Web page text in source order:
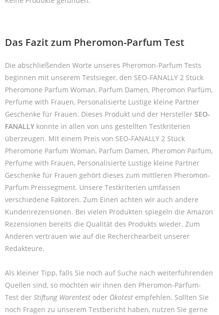
Das Fazit zum Pheromon-Parfum Test
Die abschließenden Worte unseres Pheromon-Parfum Tests
beginnen mit unserem Testsieger, den SEO-FANALLY 2 Stück
Pheromone Parfum Woman, Parfum Damen, Pheromon Parfüm,
Perfume with Frauen, Personalisierte Lustige kleine Partner
Geschenke für Frauen. Dieses Produkt und der Hersteller SEO-
FANALLY konnte in allen von uns gestellten Testkriterien
überzeugen. Mit einem Preis von SEO-FANALLY 2 Stück
Pheromone Parfum Woman, Parfum Damen, Pheromon Parfüm,
Perfume with Frauen, Personalisierte Lustige kleine Partner
Geschenke für Frauen gehört dieses zum mittleren Pheromon-
Parfum Preissegment. Unsere Testkriterien umfassen
verschiedene Faktoren. Zum Einen achten wir auch andere
Kundenrezensionen. Bei vielen Produkten spiegeln die Amazon
Rezensionen bereits die Qualität des Produkts wieder. Zum
Anderen vertrauen wie auf die Recherchearbeit unserer
Redakteure.
Als kleiner Tipp, falls Sie noch auf Suche nach weiterführenden
Quellen sind, so möchten wir ihnen den Pheromon-Parfum-
Test der Stiftung Warentest oder Ökotest empfehlen. Sollten Sie
noch Fragen zu unserem Testbericht haben, nutzen Sie gerne